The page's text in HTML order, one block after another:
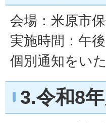
会場：米原市
実施時間：午
個別通知をい
3.令和8